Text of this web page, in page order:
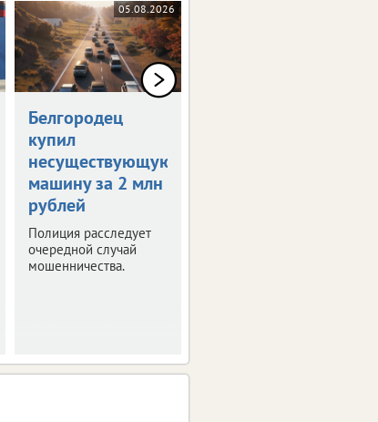
05.08.2026
Белгородец
купил
несуществующую
машину за 2 млн
рублей
Полиция расследует
очередной случай
мошенничества.